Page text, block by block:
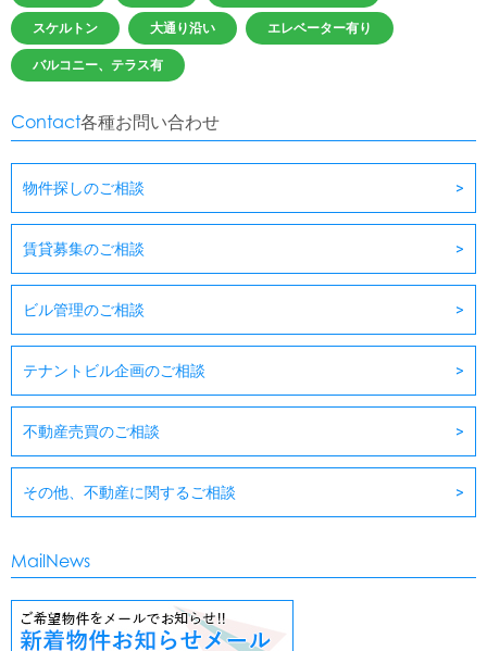
スケルトン 大通り沿い エレベーター有り
バルコニー、テラス有
Contact各種お問い合わせ
物件探しのご相談
賃貸募集のご相談
ビル管理のご相談
テナントビル企画のご相談
不動産売買のご相談
その他、不動産に関するご相談
MailNews